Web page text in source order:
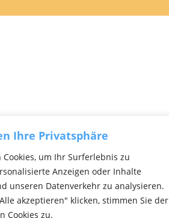
Ihre Privatsphäre
um Ihr Surferlebnis zu
Anzeigen oder Inhalte
unseren Datenverkehr zu analysieren.
akzeptieren" klicken, stimmen Sie der
Cookies zu.